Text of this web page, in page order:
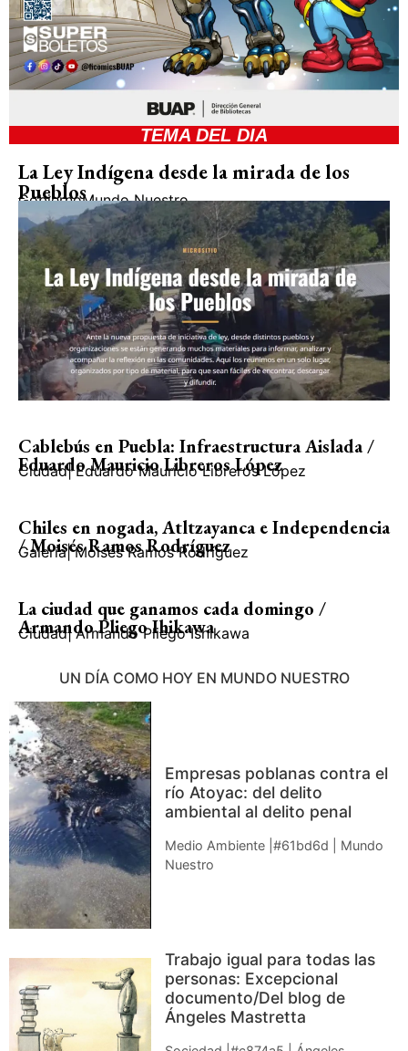
TEMA DEL DIA
La Ley Indígena desde la mirada de los
Pueblos
GobiernoMundo Nuestro
Cablebús en Puebla: Infraestructura Aislada /
Eduardo Mauricio Libreros López
Ciudad| Eduardo Mauricio Libreros López
Chiles en nogada, Atltzayanca e Independencia
/ Moisés Ramos Rodríguez
Galería| Moisés Ramos Rodríguez
La ciudad que ganamos cada domingo /
Armando Pliego Ihikawa
Ciudad| Armando Pliego Ishikawa
UN DÍA COMO HOY EN MUNDO NUESTRO
Empresas poblanas contra el
río Atoyac: del delito
ambiental al delito penal
Medio Ambiente |#61bd6d | Mundo
Nuestro
Trabajo igual para todas las
personas: Excepcional
documento/Del blog de
Ángeles Mastretta